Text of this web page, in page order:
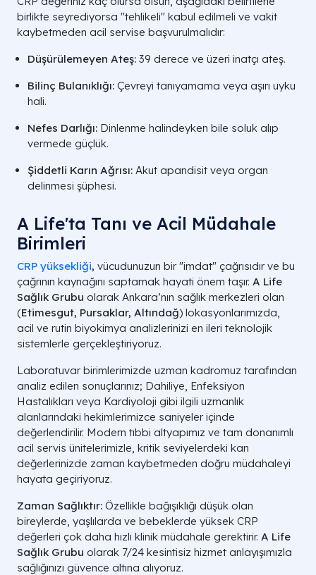
birlikte seyrediyorsa "tehlikeli" kabul edilmeli ve vakit
kaybetmeden acil servise başvurulmalıdır:
Düşürülemeyen Ateş: 39 derece ve üzeri inatçı ateş.
Bilinç Bulanıklığı: Çevreyi tanıyamama veya aşırı uyku
hali.
Nefes Darlığı: Dinlenme halindeyken bile soluk alıp
vermede güçlük.
Şiddetli Karın Ağrısı: Akut apandisit veya organ
delinmesi şüphesi.
A Life'ta Tanı ve Acil Müdahale
Birimleri
CRP yüksekliği, vücudunuzun bir "imdat" çağrısıdır ve bu
çağrının kaynağını saptamak hayati önem taşır. A Life
Sağlık Grubu olarak Ankara’nın sağlık merkezleri olan
(Etimesgut, Pursaklar, Altındağ) lokasyonlarımızda,
acil ve rutin biyokimya analizlerinizi en ileri teknolojik
sistemlerle gerçekleştiriyoruz.
Laboratuvar birimlerimizde uzman kadromuz tarafından
analiz edilen sonuçlarınız; Dahiliye, Enfeksiyon
Hastalıkları veya Kardiyoloji gibi ilgili uzmanlık
alanlarındaki hekimlerimizce saniyeler içinde
değerlendirilir. Modern tıbbi altyapımız ve tam donanımlı
acil servis ünitelerimizle, kritik seviyelerdeki kan
değerlerinizde zaman kaybetmeden doğru müdahaleyi
hayata geçiriyoruz.
Zaman Sağlıktır: Özellikle bağışıklığı düşük olan
bireylerde, yaşlılarda ve bebeklerde yüksek CRP
değerleri çok daha hızlı klinik müdahale gerektirir. A Life
Sağlık Grubu olarak 7/24 kesintisiz hizmet anlayışımızla
sağlığınızı güvence altına alıyoruz.